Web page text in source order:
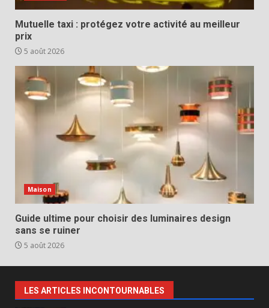
Mutuelle taxi : protégez votre activité au meilleur
prix
5 août 2026
Maison
Guide ultime pour choisir des luminaires design
sans se ruiner
5 août 2026
LES ARTICLES INCONTOURNABLES